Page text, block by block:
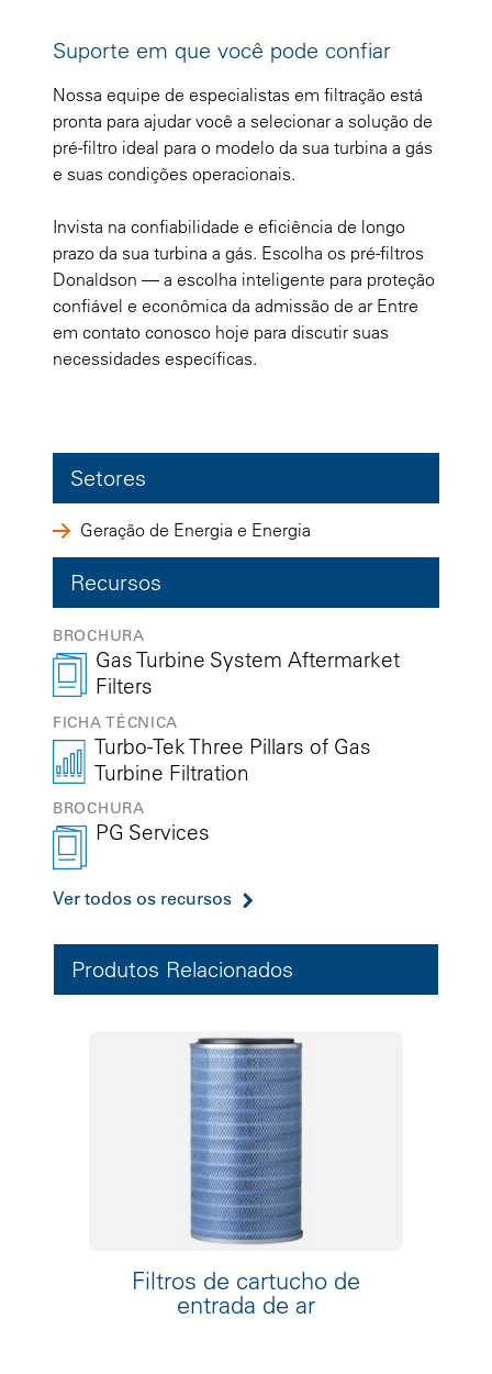
Suporte em que você pode confiar
Nossa equipe de especialistas em filtração está
pronta para ajudar você a selecionar a solução de
pré-filtro ideal para o modelo da sua turbina a gás
e suas condições operacionais.
Invista na confiabilidade e eficiência de longo
prazo da sua turbina a gás. Escolha os pré-filtros
Donaldson — a escolha inteligente para proteção
confiável e econômica da admissão de ar Entre
em contato conosco hoje para discutir suas
necessidades específicas.
Setores
Geração de Energia e Energia
Recursos
BROCHURA
Gas Turbine System Aftermarket
Filters
FICHA TÉCNICA
Turbo-Tek Three Pillars of Gas
Turbine Filtration
BROCHURA
PG Services
Ver todos os recursos
Produtos Relacionados
Filtros de cartucho de
entrada de ar